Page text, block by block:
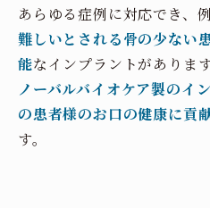
あらゆる症例に対応でき、
難しいとされる骨の少ない
能なインプラントがあります
ノーバルバイオケア製のイ
の患者様のお口の健康に貢
す。